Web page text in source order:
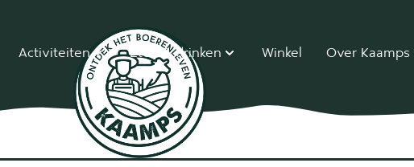
Activiteiten Eten & drinken Winkel Over Kaamps